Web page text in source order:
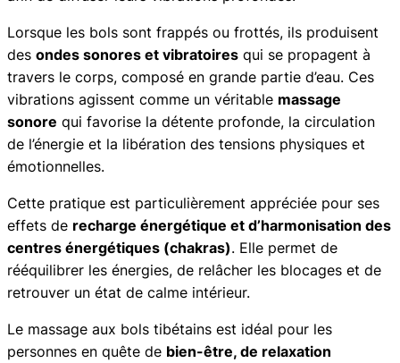
o
l
s
t
i
b
é
a
i
n
s
Lorsque les bols sont frappés ou frottés, ils produisent
des ondes sonores et vibratoires qui se propagent à
travers le corps, composé en grande partie d’eau. Ces
vibrations agissent comme un véritable massage
sonore qui favorise la détente profonde, la circulation
de l’énergie et la libération des tensions physiques et
émotionnelles.
Cette pratique est particulièrement appréciée pour ses
effets de recharge énergétique et d’harmonisation des
centres énergétiques (chakras). Elle permet de
rééquilibrer les énergies, de relâcher les blocages et de
retrouver un état de calme intérieur.
Le massage aux bols tibétains est idéal pour les
personnes en quête de bien-être, de relaxation